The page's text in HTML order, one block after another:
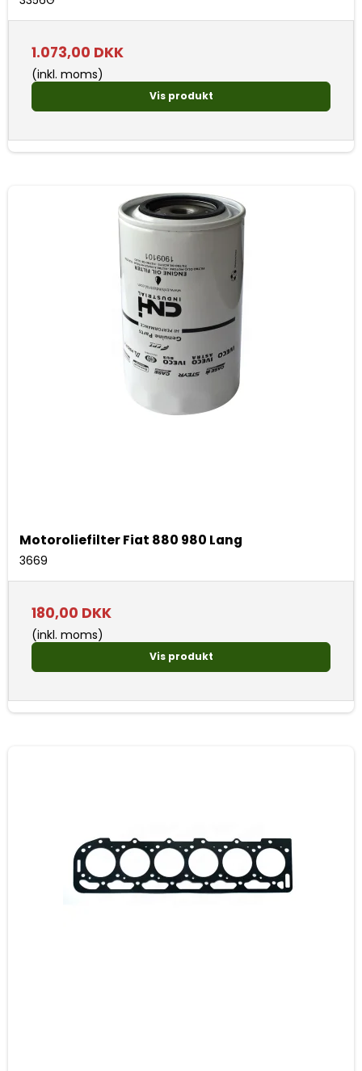
1.073,00 DKK
(inkl. moms)
Vis produkt
Motoroliefilter Fiat 880 980 Lang
3669
180,00 DKK
(inkl. moms)
Vis produkt